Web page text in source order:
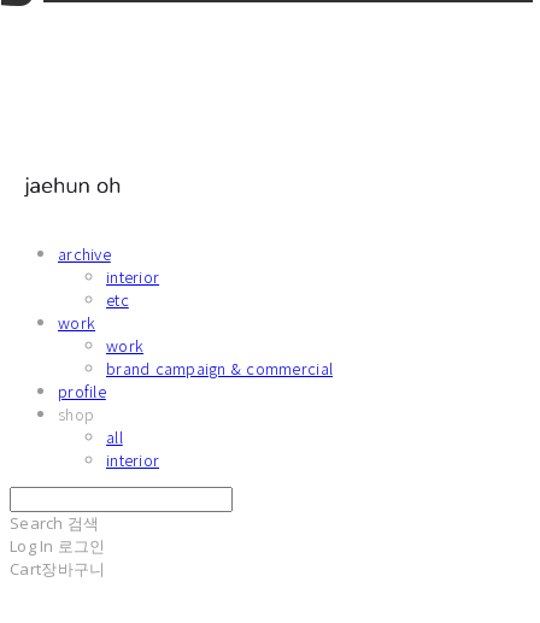
archive
interior
etc
work
work
brand campaign & commercial
profile
shop
all
interior
Search 검색
Log In 로그인
Cart장바구니